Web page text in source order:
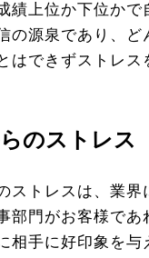
績上位か下位か
の源泉であり、
はできずストレス
のストレス
ストレスは、業
部門がお客様で
相手に好印象を